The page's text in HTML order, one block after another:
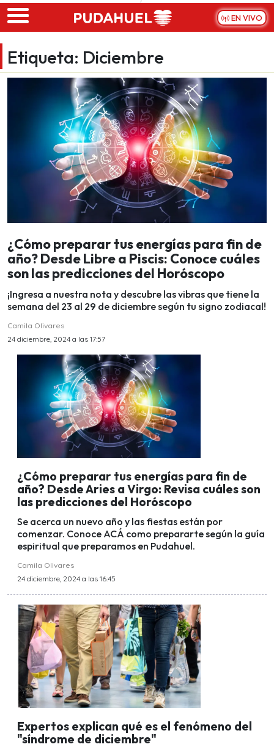
Skip to main content
EN VIVO
Etiqueta: Diciembre
¿Cómo preparar tus energías para fin de
año? Desde Libre a Piscis: Conoce cuáles
son las predicciones del Horóscopo
¡Ingresa a nuestra nota y descubre las vibras que tiene la
semana del 23 al 29 de diciembre según tu signo zodiacal!
Camila Olivares
24 diciembre, 2024 a las 17:57
¿Cómo preparar tus energías para fin de
año? Desde Aries a Virgo: Revisa cuáles son
las predicciones del Horóscopo
Se acerca un nuevo año y las fiestas están por
comenzar. Conoce ACÁ como prepararte según la guía
espiritual que preparamos en Pudahuel.
Camila Olivares
24 diciembre, 2024 a las 16:45
Expertos explican qué es el fenómeno del
"síndrome de diciembre"